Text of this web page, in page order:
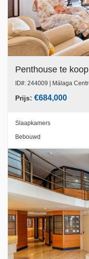
Penthouse te koop
ID#: 244009 | Málaga
Prijs: €684,000
Slaapkamers
Bebouwd